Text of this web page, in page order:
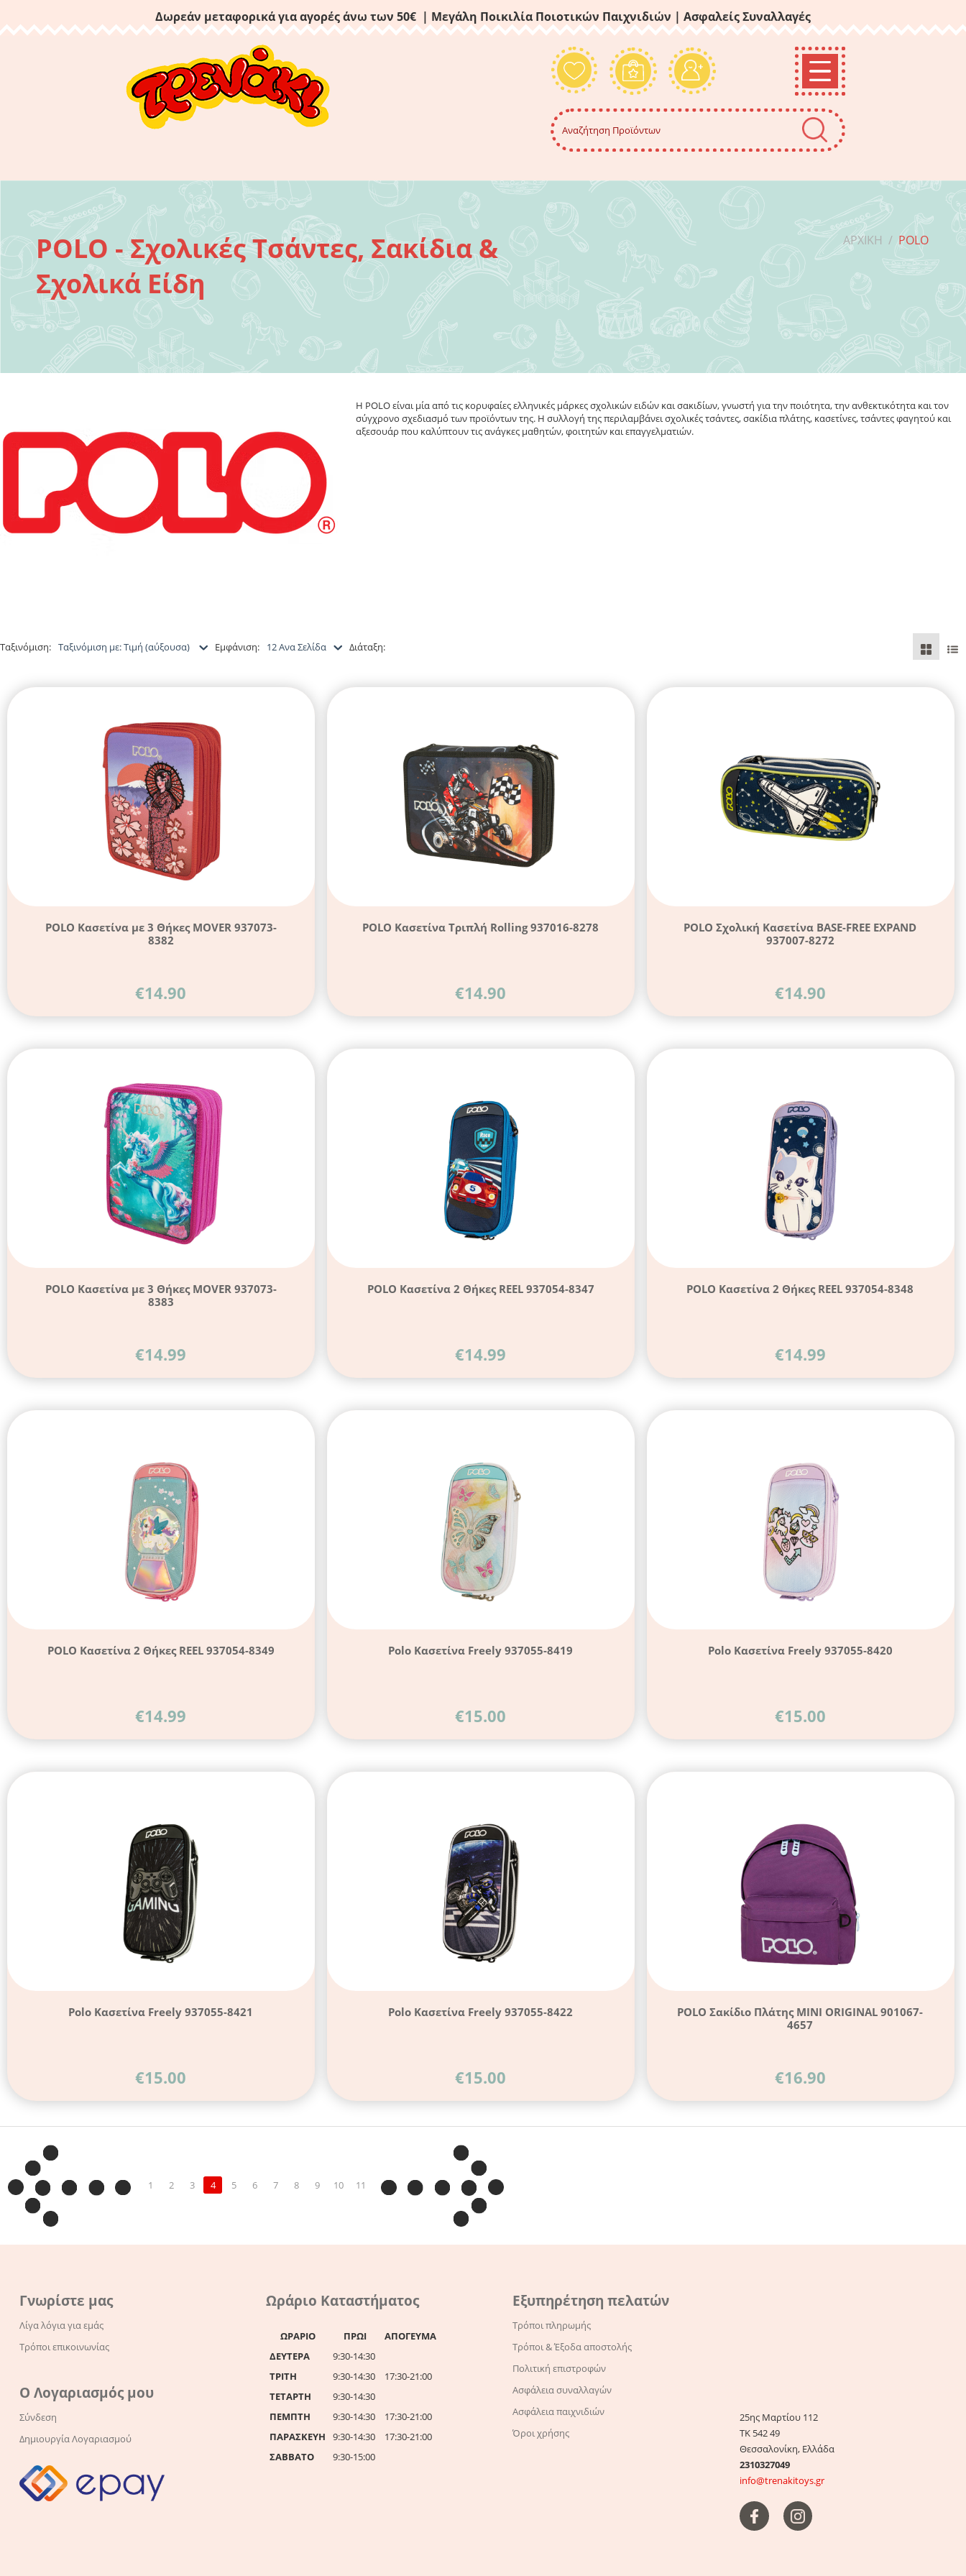
Δωρεάν μεταφορικά για αγορές άνω των 50€ | Μεγάλη Ποικιλία Ποιοτικών Παιχνιδιών | Ασφαλείς Συναλλαγές
POLO - Σχολικές Τσάντες, Σακίδια &
Σχολικά Είδη
ΑΡΧΙΚΉ / POLO
Η POLO είναι μία από τις κορυφαίες ελληνικές μάρκες σχολικών ειδών και σακιδίων, γνωστή για την ποιότητα, την ανθεκτικότητα και τον
σύγχρονο σχεδιασμό των προϊόντων της. Η συλλογή της περιλαμβάνει σχολικές τσάντες, σακίδια πλάτης, κασετίνες, τσάντες φαγητού και
αξεσουάρ που καλύπτουν τις ανάγκες μαθητών, φοιτητών και επαγγελματιών.
Ταξινόμιση: Ταξινόμιση με: Τιμή (αύξουσα) Εμφάνιση: 12 Ανα Σελίδα Διάταξη:
POLO Κασετίνα με 3 Θήκες MOVER 937073-
8382
€14.90
POLO Κασετίνα Τριπλή Rolling 937016-8278
€14.90
POLO Σχολική Κασετίνα BASE-FREE EXPAND
937007-8272
€14.90
POLO Κασετίνα με 3 Θήκες MOVER 937073-
8383
€14.99
POLO Κασετίνα 2 Θήκες REEL 937054-8347
€14.99
POLO Κασετίνα 2 Θήκες REEL 937054-8348
€14.99
POLO Κασετίνα 2 Θήκες REEL 937054-8349
€14.99
Polo Κασετίνα Freely 937055-8419
€15.00
Polo Κασετίνα Freely 937055-8420
€15.00
Polo Κασετίνα Freely 937055-8421
€15.00
Polo Κασετίνα Freely 937055-8422
€15.00
POLO Σακίδιο Πλάτης MINI ORIGINAL 901067-
4657
€16.90
1 2 3 4 5 6 7 8 9 10 11
Γνωρίστε μας
Λίγα λόγια για εμάς
Τρόποι επικοινωνίας
Ο Λογαριασμός μου
Σύνδεση
Δημιουργία Λογαριασμού
Ωράριο Καταστήματος
ΩΡΑΡΙΟ ΠΡΩΙ
ΑΠΟΓΕΥΜΑ
ΔΕΥΤΕΡΑ
9:30-14:30
ΤΡΙΤΗ
9:30-14:30
17:30-21:00
ΤΕΤΑΡΤΗ
9:30-14:30
ΠΕΜΠΤΗ
9:30-14:30
17:30-21:00
ΠΑΡΑΣΚΕΥΗ
9:30-14:30
17:30-21:00
ΣΑΒΒΑΤΟ
9:30-15:00
Εξυπηρέτηση πελατών
Τρόποι πληρωμής
Τρόποι & Έξοδα αποστολής
Πολιτική επιστροφών
Ασφάλεια συναλλαγών
Ασφάλεια παιχνιδιών
Όροι χρήσης
25ης Μαρτίου 112
ΤΚ 542 49
Θεσσαλονίκη, Ελλάδα
2310327049
info@trenakitoys.gr